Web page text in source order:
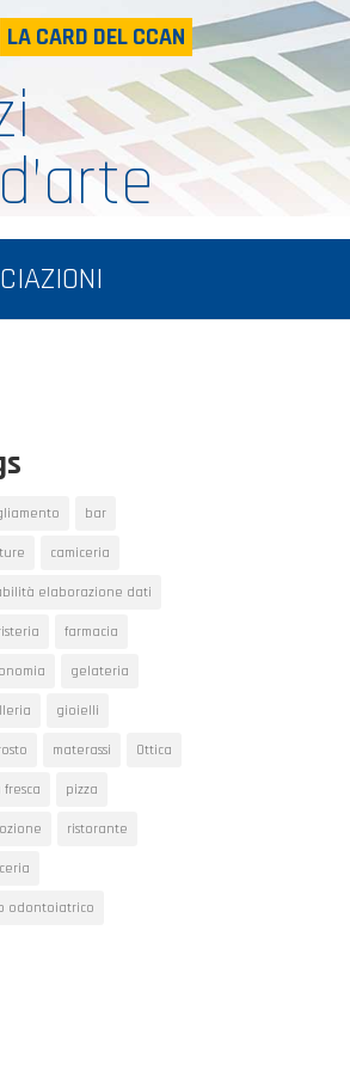
LA CARD DEL CCAN
bar
camiceria
elaborazione dati
farmacia
gelateria
gioielli
materassi Ottica
fresca pizza
ristorante
odontoiatrico